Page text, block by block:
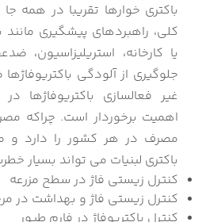
باکتری خوارها تقریبا در همه
کلی، راهبردهای پیشگیری
یا کارخانه، استریلیزاسیون،
جلوگیری از آلودگی
غیر فعالسازی باکتریوفاژها در
اهمیت برخوردار است. چراکه
مصرف در هر کشور را دارد و
باکتری لبنیات می تواند بسیار
کنترل زیستی فاژ در سطح مزرعه
کنترل زیستی فاژ و بهداشت در